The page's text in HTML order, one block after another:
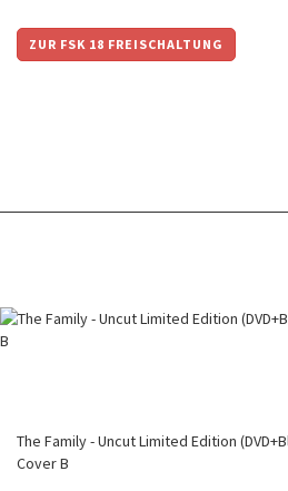
ZUR FSK 18 FREISCHALTUNG
The Family - Uncut Limited Edition
Cover B